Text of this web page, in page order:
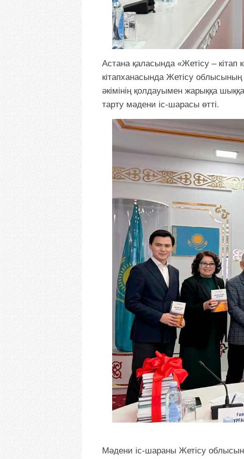
Астана қаласында «Жетісу –
кітапханасында Жетісу
әкімінің қолдауымен жарыққа
тарту мәдени іс-шарасы өтті.
Мәдени іс-шараны Жетісу